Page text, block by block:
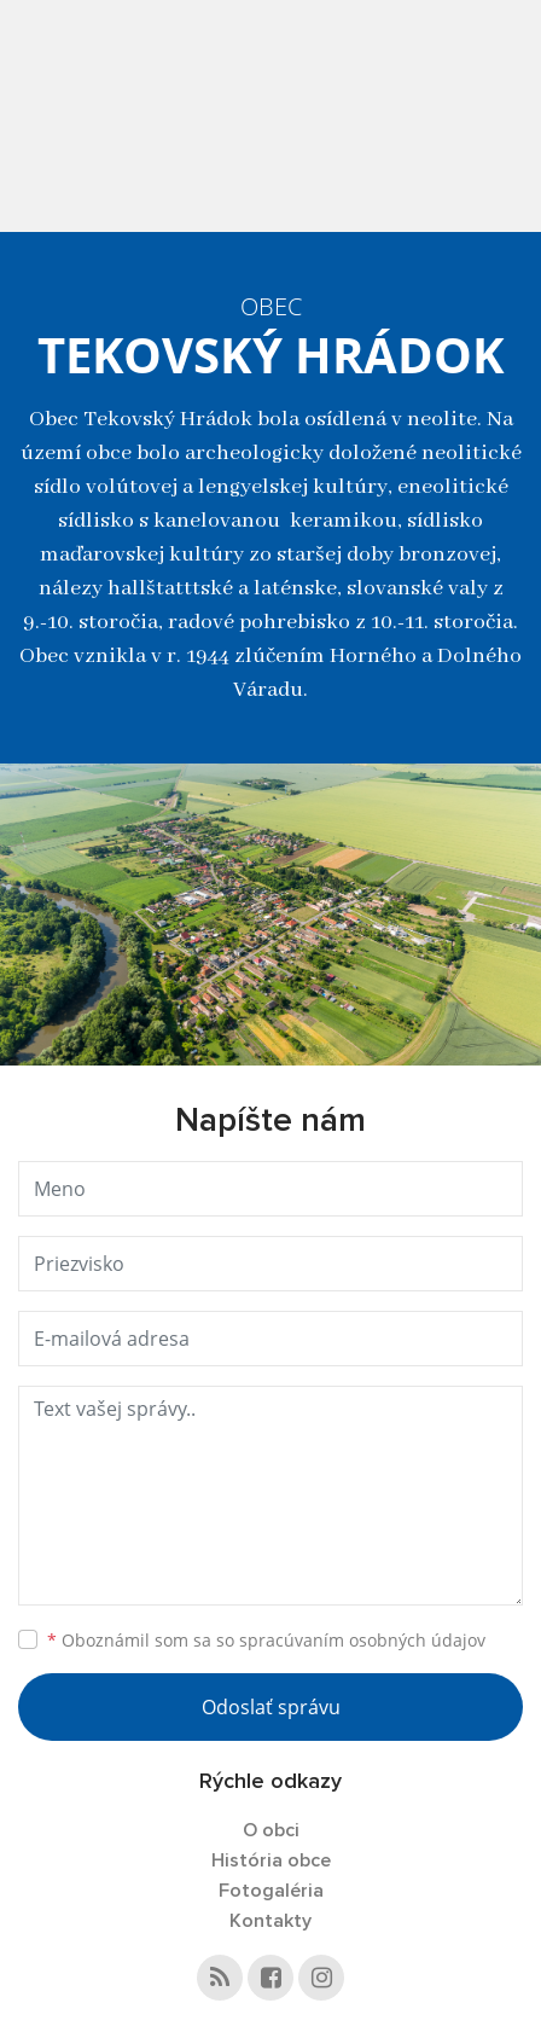
OBEC
TEKOVSKÝ HRÁDOK
Obec Tekovský Hrádok bola osídlená v neolite. Na
území obce bolo archeologicky doložené neolitické
sídlo volútovej a lengyelskej kultúry, eneolitické
sídlisko s kanelovanou keramikou, sídlisko
maďarovskej kultúry zo staršej doby bronzovej,
nálezy hallštatttské a laténske, slovanské valy z
9.-10. storočia, radové pohrebisko z 10.-11. storočia.
Obec vznikla v r. 1944 zlúčením Horného a Dolného
Váradu.
Napíšte nám
* Oboznámil som sa so spracúvaním osobných údajov
Odoslať správu
Rýchle odkazy
O obci
História obce
Fotogaléria
Kontakty